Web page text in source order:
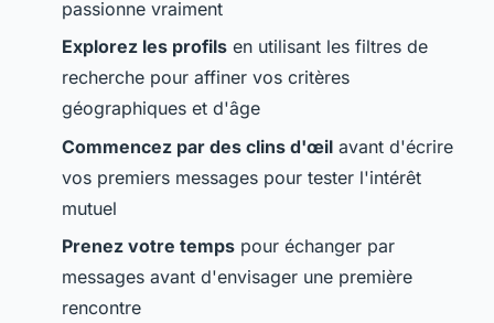
passionne vraiment
Explorez les profils en utilisant les filtres de
recherche pour affiner vos critères
géographiques et d'âge
Commencez par des clins d'œil avant d'écrire
vos premiers messages pour tester l'intérêt
mutuel
Prenez votre temps pour échanger par
messages avant d'envisager une première
rencontre